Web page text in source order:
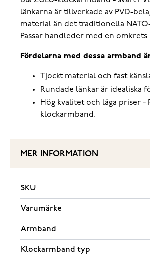
länkarna är tillverkade av PVD-
material än det traditionella
Passar handleder med en omkrets
Fördelarna med dessa armband
Tjockt material och fast
Rundade länkar är idealiska
Hög kvalitet och låga priser
klockarmband.
MER INFORMATION
SKU
Varumärke
Armband
Klockarmband typ